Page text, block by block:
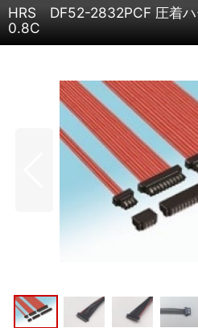
HRS DF52-2832PCF 圧着
0.8C